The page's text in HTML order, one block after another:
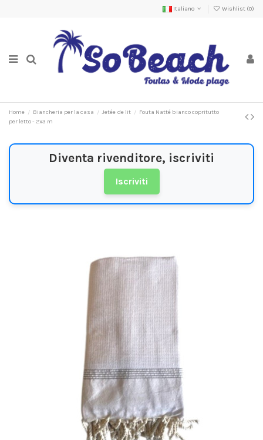
Italiano Wishlist (0)
Home Biancheria per la casa Jetée de lit
Fouta Natté bianco copritutto
per letto - 2x3 m
Diventa rivenditore, iscriviti
Iscriviti